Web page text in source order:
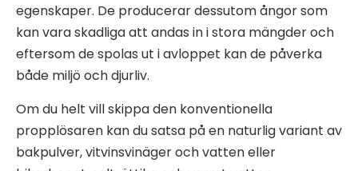
egenskaper. De producerar dessutom ångor som
kan vara skadliga att andas in i stora mängder och
eftersom de spolas ut i avloppet kan de påverka
både miljö och djurliv.
Om du helt vill skippa den konventionella
propplösaren kan du satsa på en naturlig variant av
bakpulver, vitvinsvinäger och vatten eller